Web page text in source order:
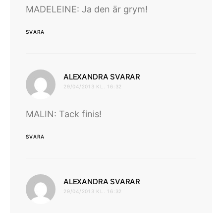
MADELEINE: Ja den är grym!
SVARA
ALEXANDRA SVARAR
29/04/2013 KL. 16:32
MALIN: Tack finis!
SVARA
ALEXANDRA SVARAR
29/04/2013 KL. 16:32